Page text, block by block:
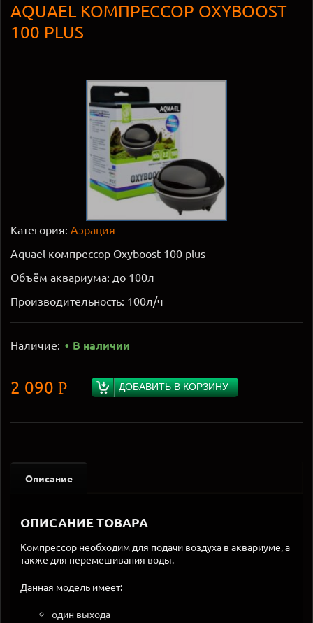
AQUAEL КОМПРЕССОР OXYBOOST
100 PLUS
Категория: Аэрация
Aquael компрессор Oxyboost 100 plus
Объём аквариума: до 100л
Производительность: 100л/ч
Наличие: В наличии
2 090 Р ДОБАВИТЬ В КОРЗИНУ
Описание
ОПИСАНИЕ ТОВАРА
Компрессор необходим для подачи воздуха в аквариуме, а
также для перемешивания воды.
Данная модель имеет:
один выхода